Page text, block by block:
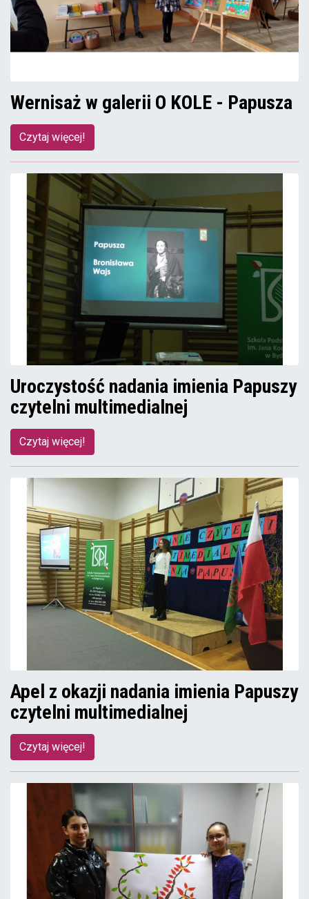
Wernisaż w galerii O KOLE - Papusza
Czytaj więcej!
Uroczystość nadania imienia Papuszy
czytelni multimedialnej
Czytaj więcej!
Apel z okazji nadania imienia Papuszy
czytelni multimedialnej
Czytaj więcej!